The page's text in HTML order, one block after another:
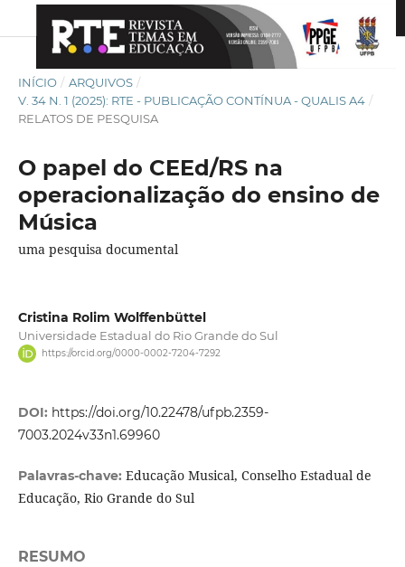
INÍCIO / ARQUIVOS /
V. 34 N. 1 (2025): RTE - PUBLICAÇÃO CONTÍNUA - QUALIS A4 /
RELATOS DE PESQUISA
O papel do CEEd/RS na
operacionalização do ensino de
Música
uma pesquisa documental
Cristina Rolim Wolffenbüttel
Universidade Estadual do Rio Grande do Sul
https://orcid.org/0000-0002-7204-7292
DOI: https://doi.org/10.22478/ufpb.2359-
7003.2024v33n1.69960
Palavras-chave: Educação Musical, Conselho Estadual de
Educação, Rio Grande do Sul
RESUMO